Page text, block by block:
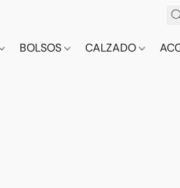
BOLSOS CALZADO